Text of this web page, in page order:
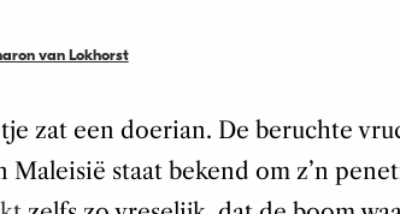
van Lokhorst
zat een doerian. De beruchte
Maleisië staat bekend om z’n